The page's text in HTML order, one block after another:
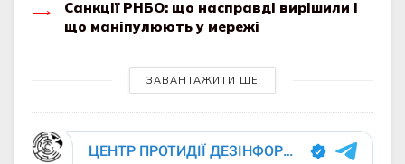
Санкції РНБО: що насправді вирішили і
що маніпулюють у мережі
ЗАВАНТАЖИТИ ЩЕ